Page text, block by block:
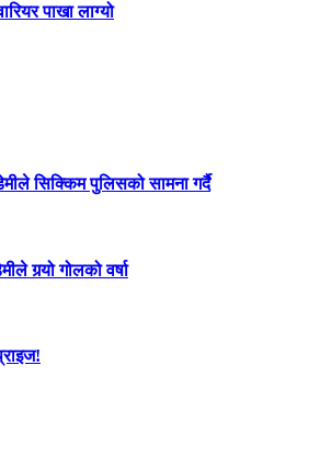
पाखा लाग्यो
सिक्किम पुलिसको सामना गर्दै
गर्‍यो गोलको वर्षा